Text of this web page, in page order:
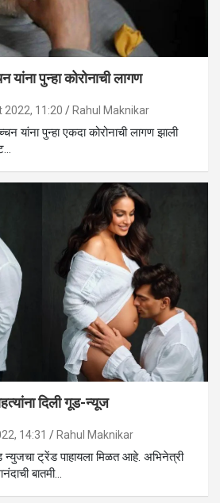
यांना पुन्हा कोरोनाची लागण
2022, 11:20 Rahul Maknikar
यांना पुन्हा एकदा कोरोनाची लागण झाली
दिली गूड-न्यूज
14:31 Rahul Maknikar
न्युजचा ट्रेंड पाहायला मिळत आहे. अभिनेत्री
बातमी…